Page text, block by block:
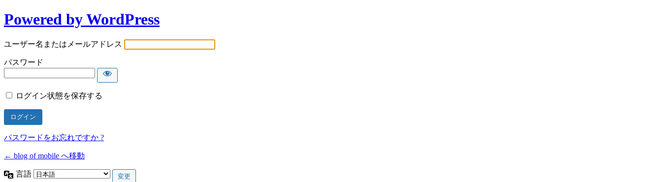
Powered by WordPress
ユーザー名またはメールアドレス
パスワード
ログイン状態を保存する
パスワードをお忘れですか ?
← blog of mobile へ移動
言語